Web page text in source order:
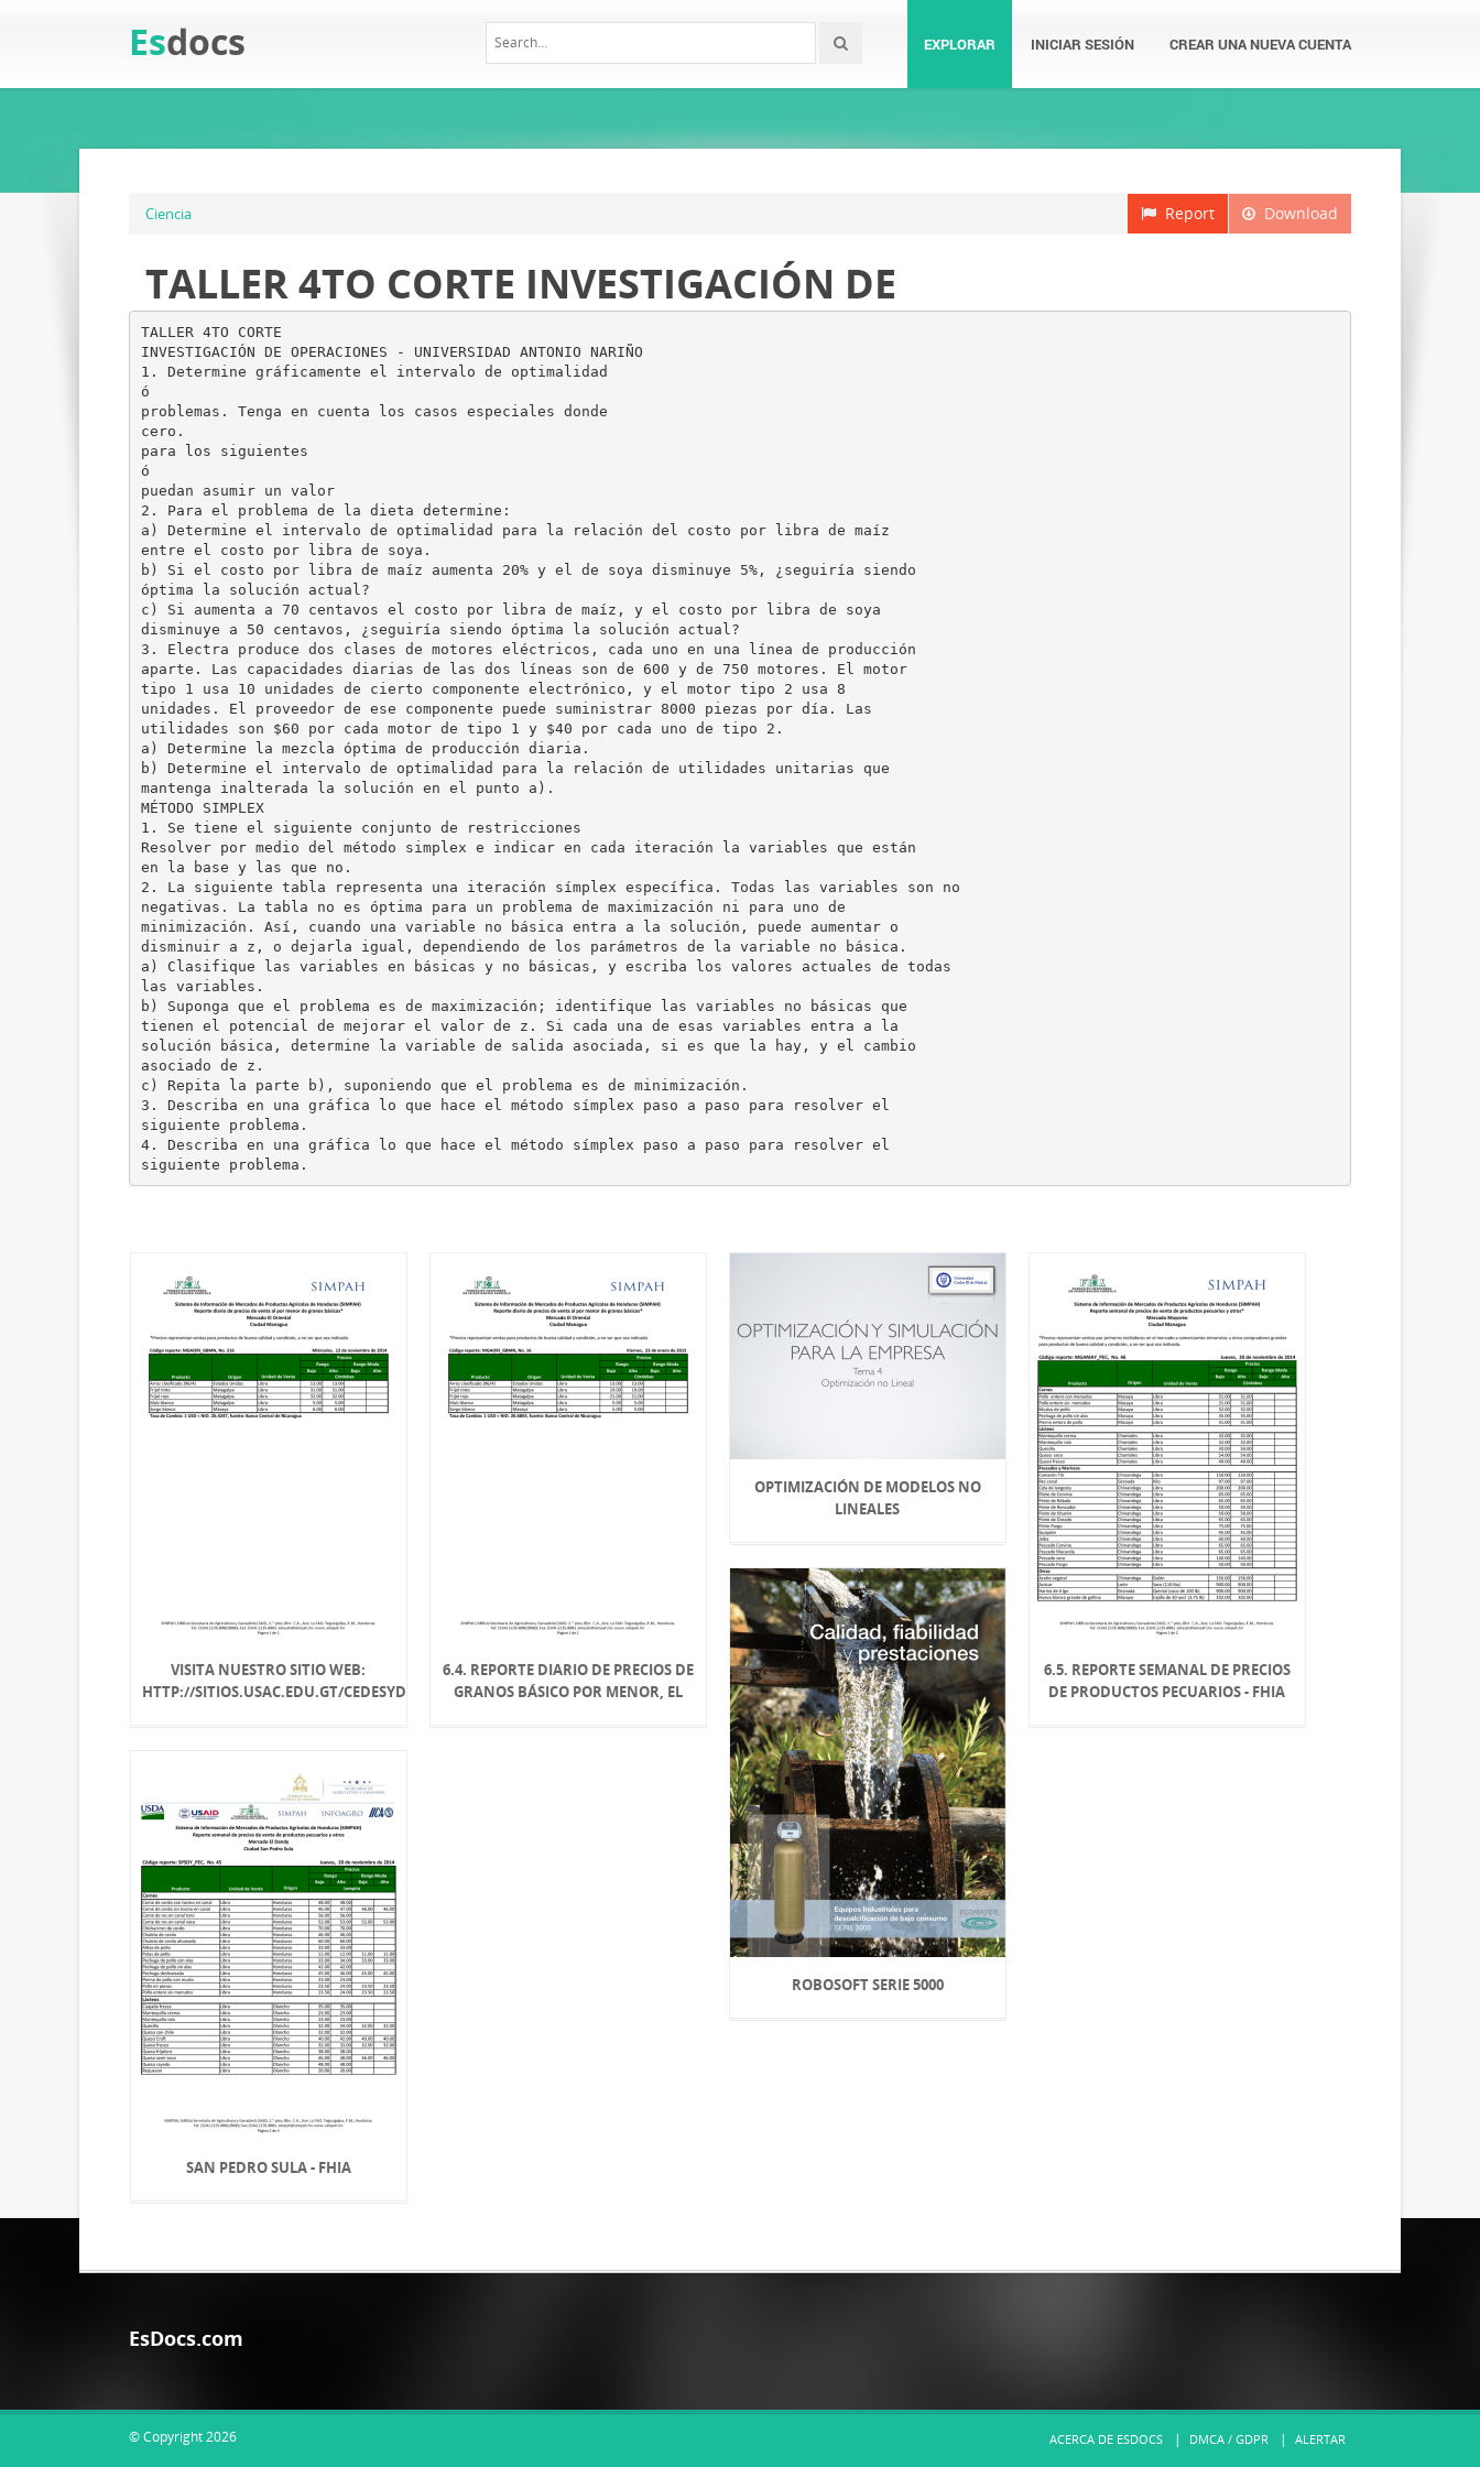
Esdocs EXPLORAR INICIAR SESIÓN CREAR UNA NUEVA CUENTA
Download
Report
Ciencia
TALLER 4TO CORTE INVESTIGACIÓN DE
TALLER 4TO CORTE
INVESTIGACIÓN DE OPERACIONES - UNIVERSIDAD ANTONIO NARIÑO
1. Determine gráficamente el intervalo de optimalidad
ó
problemas. Tenga en cuenta los casos especiales donde
cero.
para los siguientes
ó
puedan asumir un valor
2. Para el problema de la dieta determine:
a) Determine el intervalo de optimalidad para la relación del costo por libra de maíz
entre el costo por libra de soya.
b) Si el costo por libra de maíz aumenta 20% y el de soya disminuye 5%, ¿seguiría siendo
óptima la solución actual?
c) Si aumenta a 70 centavos el costo por libra de maíz, y el costo por libra de soya
disminuye a 50 centavos, ¿seguiría siendo óptima la solución actual?
3. Electra produce dos clases de motores eléctricos, cada uno en una línea de producción
aparte. Las capacidades diarias de las dos líneas son de 600 y de 750 motores. El motor
tipo 1 usa 10 unidades de cierto componente electrónico, y el motor tipo 2 usa 8
unidades. El proveedor de ese componente puede suministrar 8000 piezas por día. Las
utilidades son $60 por cada motor de tipo 1 y $40 por cada uno de tipo 2.
a) Determine la mezcla óptima de producción diaria.
b) Determine el intervalo de optimalidad para la relación de utilidades unitarias que
mantenga inalterada la solución en el punto a).
MÉTODO SIMPLEX
1. Se tiene el siguiente conjunto de restricciones
Resolver por medio del método simplex e indicar en cada iteración la variables que están
en la base y las que no.
2. La siguiente tabla representa una iteración símplex específica. Todas las variables son no
negativas. La tabla no es óptima para un problema de maximización ni para uno de
minimización. Así, cuando una variable no básica entra a la solución, puede aumentar o
disminuir a z, o dejarla igual, dependiendo de los parámetros de la variable no básica.
a) Clasifique las variables en básicas y no básicas, y escriba los valores actuales de todas
las variables.
b) Suponga que el problema es de maximización; identifique las variables no básicas que
tienen el potencial de mejorar el valor de z. Si cada una de esas variables entra a la
solución básica, determine la variable de salida asociada, si es que la hay, y el cambio
asociado de z.
c) Repita la parte b), suponiendo que el problema es de minimización.
3. Describa en una gráfica lo que hace el método símplex paso a paso para resolver el
siguiente problema.
4. Describa en una gráfica lo que hace el método símplex paso a paso para resolver el
VISITA NUESTRO SITIO WEB:
HTTP://SITIOS.USAC.EDU.GT/CEDESYD
6.4. REPORTE DIARIO DE PRECIOS DE
GRANOS BÁSICO POR MENOR, EL
OPTIMIZACIÓN DE MODELOS NO
LINEALES
6.5. REPORTE SEMANAL DE PRECIOS
DE PRODUCTOS PECUARIOS - FHIA
ROBOSOFT SERIE 5000
SAN PEDRO SULA - FHIA
EsDocs.com
© Copyright 2026 ACERCA DE ESDOCS DMCA / GDPR ALERTAR